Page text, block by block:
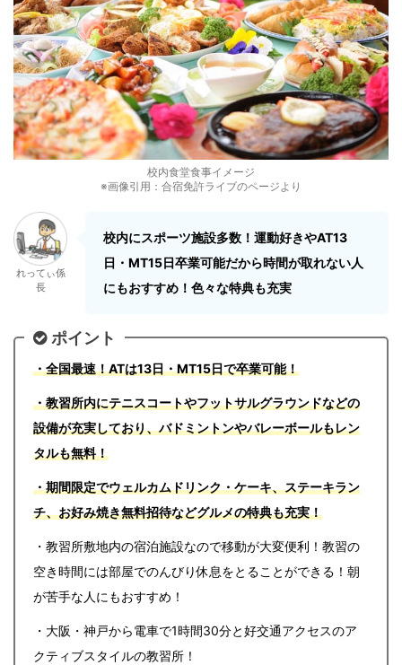
校内食堂食事イメージ
※画像引用：合宿免許ライブのページより
れってぃ係
長
校内にスポーツ施設多数！運動好きやAT13
日・MT15日卒業可能だから時間が取れない人
にもおすすめ！色々な特典も充実
ポイント
・全国最速！ATは13日・MT15日で卒業可能！
・教習所内にテニスコートやフットサルグラウンドなどの
設備が充実しており、バドミントンやバレーボールもレン
タルも無料！
・期間限定でウェルカムドリンク・ケーキ、ステーキラン
チ、お好み焼き無料招待などグルメの特典も充実！
・教習所敷地内の宿泊施設なので移動が大変便利！教習の
空き時間には部屋でのんびり休息をとることができる！朝
が苦手な人にもおすすめ！
・大阪・神戸から電車で1時間30分と好交通アクセスのア
クティブスタイルの教習所！